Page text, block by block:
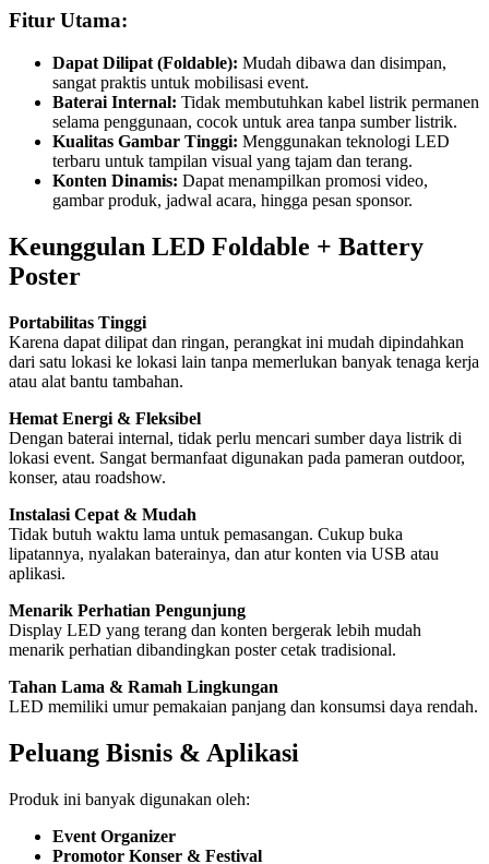
Fitur Utama:
Dapat Dilipat (Foldable): Mudah dibawa dan disimpan,
sangat praktis untuk mobilisasi event.
Baterai Internal: Tidak membutuhkan kabel listrik permanen
selama penggunaan, cocok untuk area tanpa sumber listrik.
Kualitas Gambar Tinggi: Menggunakan teknologi LED
terbaru untuk tampilan visual yang tajam dan terang.
Konten Dinamis: Dapat menampilkan promosi video,
gambar produk, jadwal acara, hingga pesan sponsor.
Keunggulan LED Foldable + Battery
Poster
Portabilitas Tinggi
Karena dapat dilipat dan ringan, perangkat ini mudah dipindahkan
dari satu lokasi ke lokasi lain tanpa memerlukan banyak tenaga kerja
atau alat bantu tambahan.
Hemat Energi & Fleksibel
Dengan baterai internal, tidak perlu mencari sumber daya listrik di
lokasi event. Sangat bermanfaat digunakan pada pameran outdoor,
konser, atau roadshow.
Instalasi Cepat & Mudah
Tidak butuh waktu lama untuk pemasangan. Cukup buka
lipatannya, nyalakan baterainya, dan atur konten via USB atau
aplikasi.
Menarik Perhatian Pengunjung
Display LED yang terang dan konten bergerak lebih mudah
menarik perhatian dibandingkan poster cetak tradisional.
Tahan Lama & Ramah Lingkungan
LED memiliki umur pemakaian panjang dan konsumsi daya rendah.
Peluang Bisnis & Aplikasi
Produk ini banyak digunakan oleh:
Event Organizer
Promotor Konser & Festival